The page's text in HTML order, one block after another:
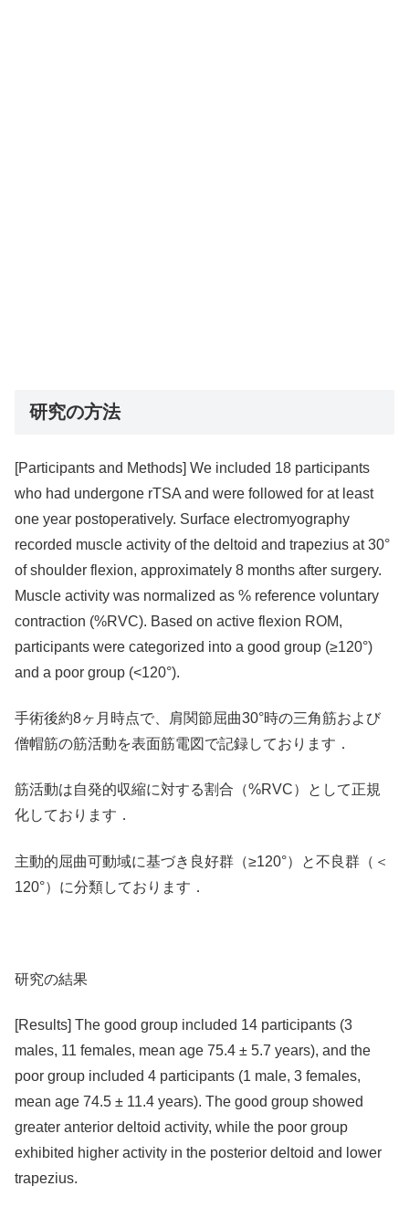
研究の方法
[Participants and Methods] We included 18 participants
who had undergone rTSA and were followed for at least
one year postoperatively. Surface electromyography
recorded muscle activity of the deltoid and trapezius at 30°
of shoulder flexion, approximately 8 months after surgery.
Muscle activity was normalized as % reference voluntary
contraction (%RVC). Based on active flexion ROM,
participants were categorized into a good group (≥120°)
and a poor group (<120°).
手術後約8ヶ月時点で、肩関節屈曲30°時の三角筋および
僧帽筋の筋活動を表面筋電図で記録しております．
筋活動は自発的収縮に対する割合（%RVC）として正規
化しております．
主動的屈曲可動域に基づき良好群（≥120°）と不良群（＜
120°）に分類しております．
研究の結果
[Results] The good group included 14 participants (3
males, 11 females, mean age 75.4 ± 5.7 years), and the
poor group included 4 participants (1 male, 3 females,
mean age 74.5 ± 11.4 years). The good group showed
greater anterior deltoid activity, while the poor group
exhibited higher activity in the posterior deltoid and lower
trapezius.